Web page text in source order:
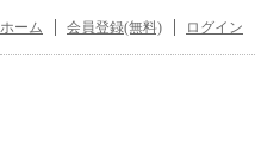
ホーム 会員登録(無料) ログイン